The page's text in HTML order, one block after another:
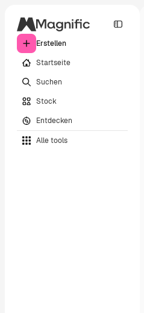
Erstellen
Startseite
Suchen
Stock
Entdecken
Alle tools